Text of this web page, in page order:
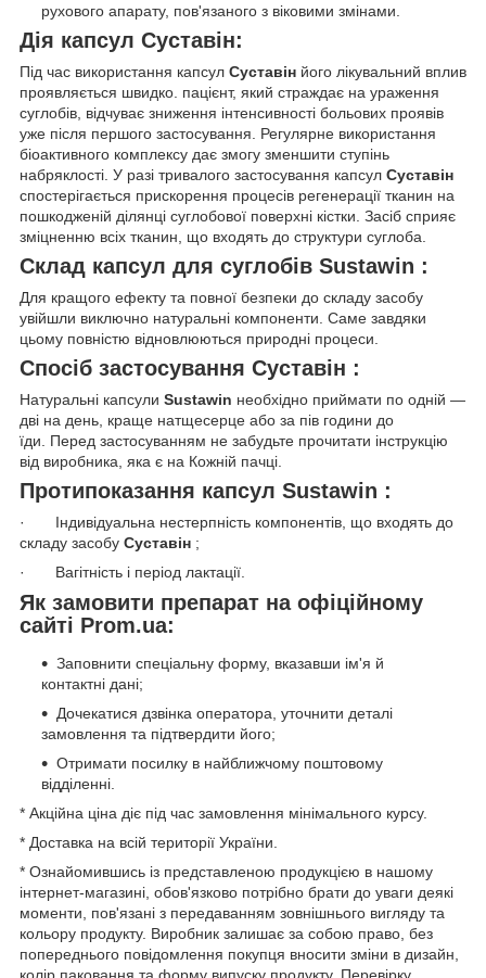
рухового апарату, пов'язаного з віковими змінами.
Дія капсул Суставін:
Під час використання капсул Суставін його лікувальний вплив
проявляється швидко. пацієнт, який страждає на ураження
суглобів, відчуває зниження інтенсивності больових проявів
уже після першого застосування. Регулярне використання
біоактивного комплексу дає змогу зменшити ступінь
набряклості. У разі тривалого застосування капсул Суставін
спостерігається прискорення процесів регенерації тканин на
пошкодженій ділянці суглобової поверхні кістки. Засіб сприяє
зміцненню всіх тканин, що входять до структури суглоба.
Склад капсул для суглобів Sustawin :
Для кращого ефекту та повної безпеки до складу засобу
увійшли виключно натуральні компоненти. Саме завдяки
цьому повністю відновлюються природні процеси.
Спосіб застосування Суставін :
Натуральні капсули Sustawin необхідно приймати по одній —
дві на день, краще натщесерце або за пів години до
їди. Перед застосуванням не забудьте прочитати інструкцію
від виробника, яка є на Кожній пачці.
Протипоказання капсул Sustawin :
· Індивідуальна нестерпність компонентів, що входять до
складу засобу Суставін ;
· Вагітність і період лактації.
Як замовити препарат на офіційному
сайті Prom.ua:
Заповнити спеціальну форму, вказавши ім'я й
контактні дані;
Дочекатися дзвінка оператора, уточнити деталі
замовлення та підтвердити його;
Отримати посилку в найближчому поштовому
відділенні.
* Акційна ціна діє під час замовлення мінімального курсу.
* Доставка на всій території України.
* Ознайомившись із представленою продукцією в нашому
інтернет-магазині, обов'язково потрібно брати до уваги деякі
моменти, пов'язані з передаванням зовнішнього вигляду та
кольору продукту. Виробник залишає за собою право, без
попереднього повідомлення покупця вносити зміни в дизайн,